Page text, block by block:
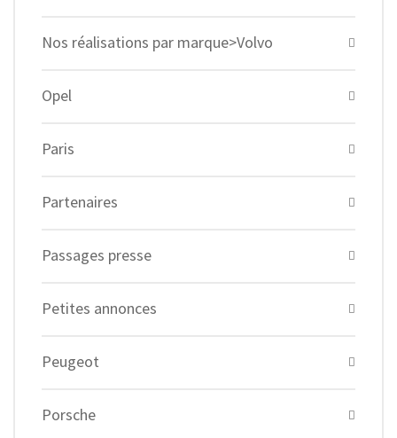
Nos réalisations par marque>Volvo
Opel
Paris
Partenaires
Passages presse
Petites annonces
Peugeot
Porsche